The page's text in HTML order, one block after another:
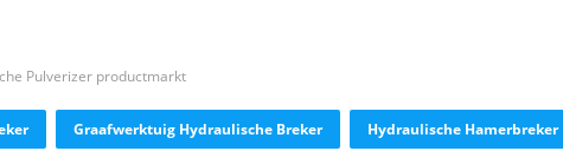
Pulverizer productmarkt
Graafwerktuig Hydraulische Breker Hydraulische Hamerbreker